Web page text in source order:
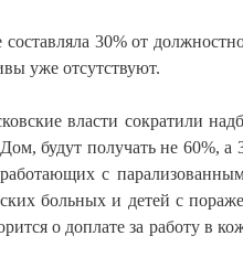
30% от
уже отсутствуют.
власти сократили
будут получать не 60%, а
с
больных и детей с
о доплате за работу в